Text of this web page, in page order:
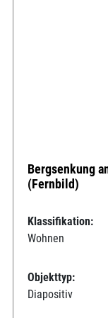
Bergsenkung
(Fernbild)
Klassifikation:
Wohnen
Objekttyp:
Diapositiv